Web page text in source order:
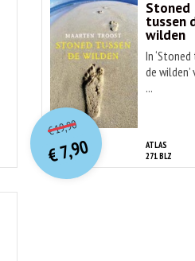
Stoned
tussen
wilden
In
de
...
ATLAS
271 BLZ
€19,90O
orspr
onkelijke
prijs
was:
€ 19,90.
€7,90
Huidige
prijs
is:
€ 7,90.